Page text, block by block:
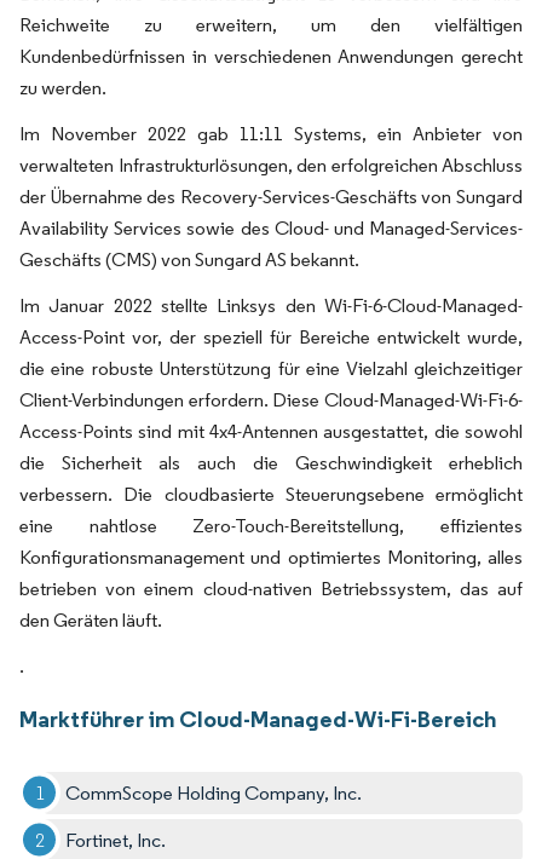
Reichweite zu erweitern, um den vielfältigen
Kundenbedürfnissen in verschiedenen Anwendungen gerecht
zu werden.
Im November 2022 gab 11:11 Systems, ein Anbieter von
verwalteten Infrastrukturlösungen, den erfolgreichen Abschluss
der Übernahme des Recovery-Services-Geschäfts von Sungard
Availability Services sowie des Cloud- und Managed-Services-
Geschäfts (CMS) von Sungard AS bekannt.
Im Januar 2022 stellte Linksys den Wi-Fi-6-Cloud-Managed-
Access-Point vor, der speziell für Bereiche entwickelt wurde,
die eine robuste Unterstützung für eine Vielzahl gleichzeitiger
Client-Verbindungen erfordern. Diese Cloud-Managed-Wi-Fi-6-
Access-Points sind mit 4x4-Antennen ausgestattet, die sowohl
die Sicherheit als auch die Geschwindigkeit erheblich
verbessern. Die cloudbasierte Steuerungsebene ermöglicht
eine nahtlose Zero-Touch-Bereitstellung, effizientes
Konfigurationsmanagement und optimiertes Monitoring, alles
betrieben von einem cloud-nativen Betriebssystem, das auf
den Geräten läuft.
.
Marktführer im Cloud-Managed-Wi-Fi-Bereich
CommScope Holding Company, Inc.
Fortinet, Inc.